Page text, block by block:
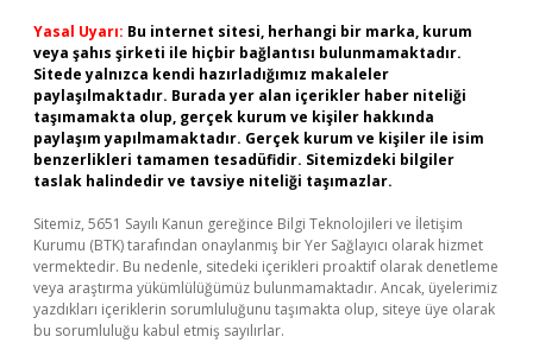
Yasal Uyarı: Bu internet sitesi, herhangi bir marka, kurum
veya şahıs şirketi ile hiçbir bağlantısı bulunmamaktadır.
Sitede yalnızca kendi hazırladığımız makaleler
paylaşılmaktadır. Burada yer alan içerikler haber niteliği
taşımamakta olup, gerçek kurum ve kişiler hakkında
paylaşım yapılmamaktadır. Gerçek kurum ve kişiler ile isim
benzerlikleri tamamen tesadüfidir. Sitemizdeki bilgiler
taslak halindedir ve tavsiye niteliği taşımazlar.
Sitemiz, 5651 Sayılı Kanun gereğince Bilgi Teknolojileri ve İletişim
Kurumu (BTK) tarafından onaylanmış bir Yer Sağlayıcı olarak hizmet
vermektedir. Bu nedenle, sitedeki içerikleri proaktif olarak denetleme
veya araştırma yükümlülüğümüz bulunmamaktadır. Ancak, üyelerimiz
yazdıkları içeriklerin sorumluluğunu taşımakta olup, siteye üye olarak
bu sorumluluğu kabul etmiş sayılırlar.